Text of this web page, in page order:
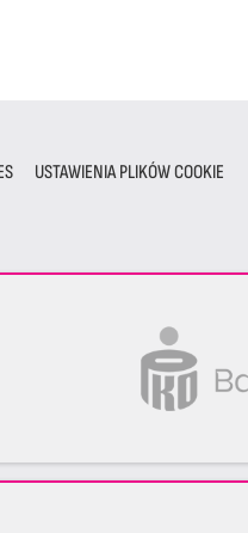
USTAWIENIA PLIKÓW COOKIE